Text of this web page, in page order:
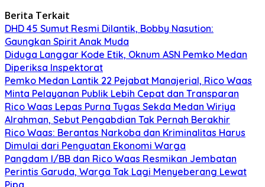
Berita Terkait
DHD 45 Sumut Resmi Dilantik, Bobby Nasution:
Gaungkan Spirit Anak Muda
Diduga Langgar Kode Etik, Oknum ASN Pemko Medan
Diperiksa Inspektorat
Pemko Medan Lantik 22 Pejabat Manajerial, Rico Waas
Minta Pelayanan Publik Lebih Cepat dan Transparan
Rico Waas Lepas Purna Tugas Sekda Medan Wiriya
Alrahman, Sebut Pengabdian Tak Pernah Berakhir
Rico Waas: Berantas Narkoba dan Kriminalitas Harus
Dimulai dari Penguatan Ekonomi Warga
Pangdam I/BB dan Rico Waas Resmikan Jembatan
Perintis Garuda, Warga Tak Lagi Menyeberang Lewat
Pipa